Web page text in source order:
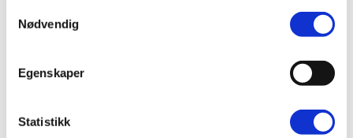
Nødvendig
Egenskaper
Statistikk
Monteringsvejledning